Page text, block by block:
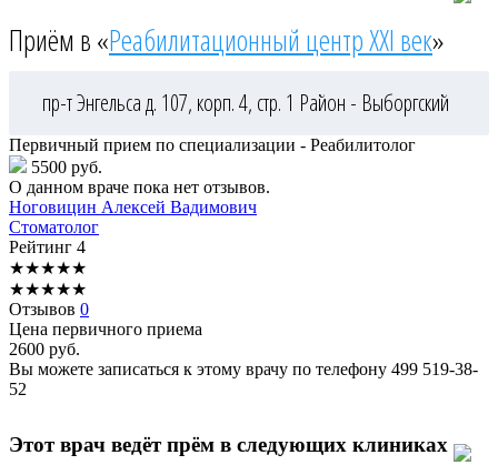
Приём в «Реабилитационный центр XXI век»
пр-т Энгельса д. 107, корп. 4, стр. 1 Район - Выборгский
Первичный прием по специализации - Реабилитолог
5500 руб.
О данном враче пока нет отзывов.
Ноговицин Алексей Вадимович
Стоматолог
Рейтинг 4
★★★★★
★★★★★
Отзывов 0
Цена первичного приема
2600 руб.
Вы можете записаться к этому врачу по телефону 499 519-38-
52
Этот врач ведёт прём в следующих клиниках